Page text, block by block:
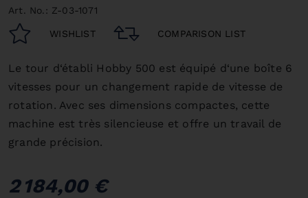
Art. No.: Z-03-1071
WISHLIST COMPARISON LIST
Le tour d‘établi Hobby 500 est équipé d‘une boîte 6
vitesses pour un changement rapide de vitesse de
rotation. Avec ses dimensions compactes, cette
machine est très silencieuse et offre un travail de
grande précision.
2 184,00 €